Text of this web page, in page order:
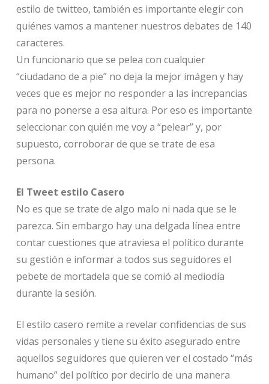
estilo de twitteo, también es importante elegir con
quiénes vamos a mantener nuestros debates de 140
caracteres.
Un funcionario que se pelea con cualquier
“ciudadano de a pie” no deja la mejor imágen y hay
veces que es mejor no responder a las increpancias
para no ponerse a esa altura. Por eso es importante
seleccionar con quién me voy a “pelear” y, por
supuesto, corroborar de que se trate de esa
persona.
El Tweet estilo Casero
No es que se trate de algo malo ni nada que se le
parezca. Sin embargo hay una delgada línea entre
contar cuestiones que atraviesa el político durante
su gestión e informar a todos sus seguidores el
pebete de mortadela que se comió al mediodía
durante la sesión.
El estilo casero remite a revelar confidencias de sus
vidas personales y tiene su éxito asegurado entre
aquellos seguidores que quieren ver el costado “más
humano” del político por decirlo de una manera